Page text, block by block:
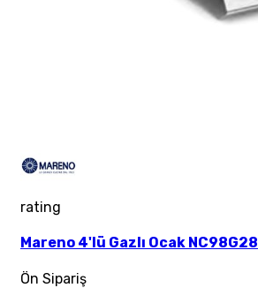
rating
Mareno 4'lü Gazlı Ocak NC98G28
Ön Sipariş